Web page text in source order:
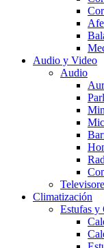
Audio y Video
Audio
Climatización
Estufas y